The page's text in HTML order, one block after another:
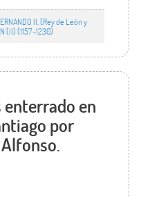
II, (Rey de León y
(II) (1157-1230)
enterrado en
por